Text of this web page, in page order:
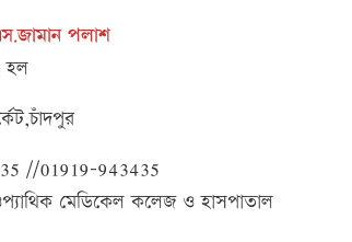
পলাশ
হল
//01919-943435
মেডিকেল কলেজ ও হাসপাতাল